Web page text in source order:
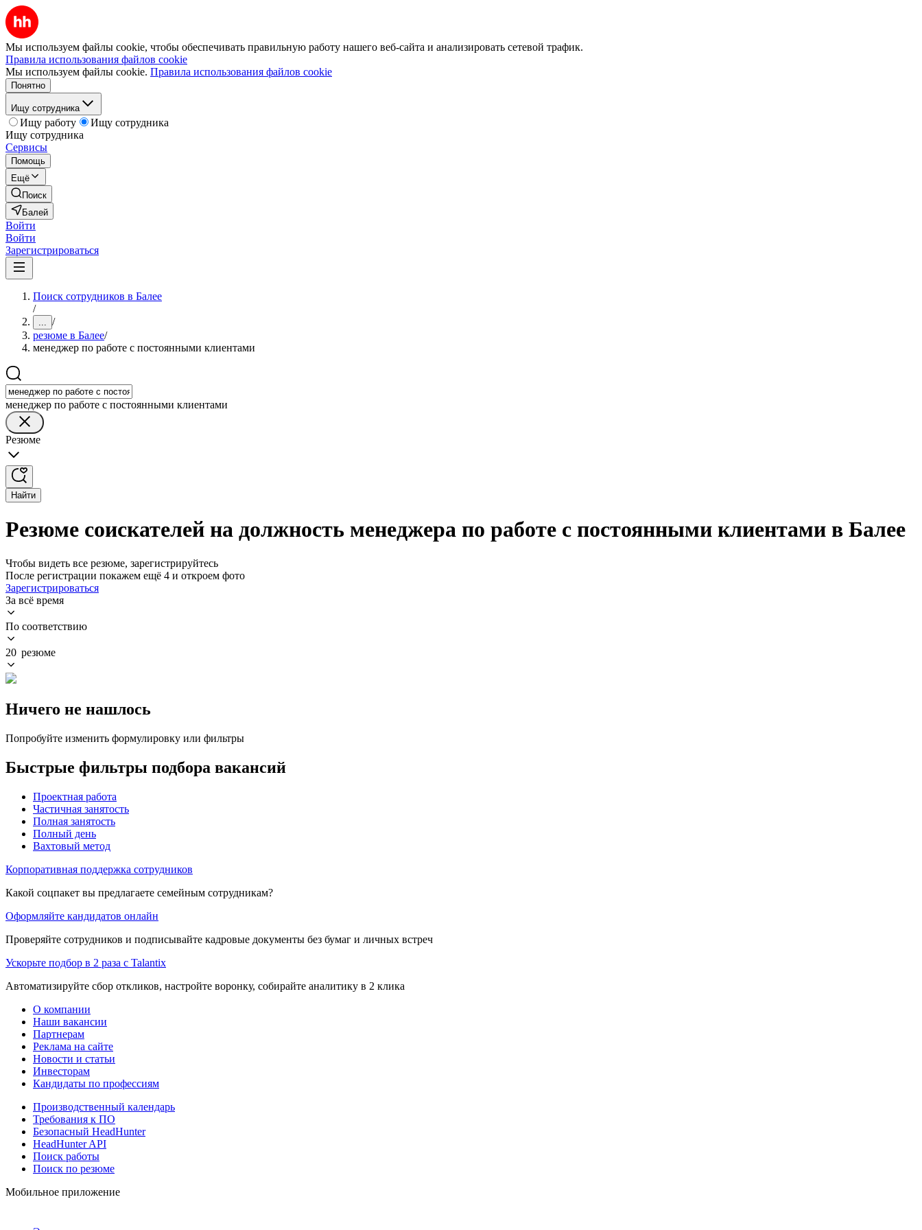
Мы используем файлы cookie, чтобы обеспечивать правильную работу нашего веб-сайта и анализировать сетевой трафик.
Правила использования файлов cookie
Мы используем файлы cookie. Правила использования файлов cookie
Понятно
Ищу сотрудника
Ищу работу
Ищу сотрудника
Ищу сотрудника
Сервисы
Помощь
Ещё
Поиск
Балей
Войти
Войти
Зарегистрироваться
Поиск сотрудников в Балее
/
... /
резюме в Балее/
менеджер по работе с постоянными клиентами
менеджер по работе с постоянными клиентами
Резюме
Найти
Резюме соискателей на должность менеджера по работе с постоянными клиентами в Балее
Чтобы видеть все резюме, зарегистрируйтесь
После регистрации покажем ещё 4 и откроем фото
Зарегистрироваться
За всё время
По соответствию
20 резюме
Ничего не нашлось
Попробуйте изменить формулировку или фильтры
Быстрые фильтры подбора вакансий
Проектная работа
Частичная занятость
Полная занятость
Полный день
Вахтовый метод
Корпоративная поддержка сотрудников
Какой соцпакет вы предлагаете семейным сотрудникам?
Оформляйте кандидатов онлайн
Проверяйте сотрудников и подписывайте кадровые документы без бумаг и личных встреч
Ускорьте подбор в 2 раза с Talantix
Автоматизируйте сбор откликов, настройте воронку, собирайте аналитику в 2 клика
О компании
Наши вакансии
Партнерам
Реклама на сайте
Новости и статьи
Инвесторам
Кандидаты по профессиям
Производственный календарь
Требования к ПО
Безопасный HeadHunter
HeadHunter API
Поиск работы
Поиск по резюме
Мобильное приложение